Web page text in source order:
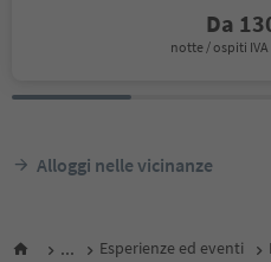
Da
notte / ospiti IVA
Alloggi nelle vicinanze
... Esperienze ed eventi